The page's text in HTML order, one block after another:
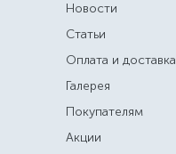
Новости
Статьи
Оплата и доставка
Галерея
Покупателям
Акции